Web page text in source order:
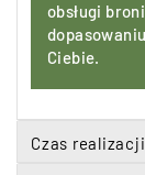
obsługi
Ciebie.
Czas